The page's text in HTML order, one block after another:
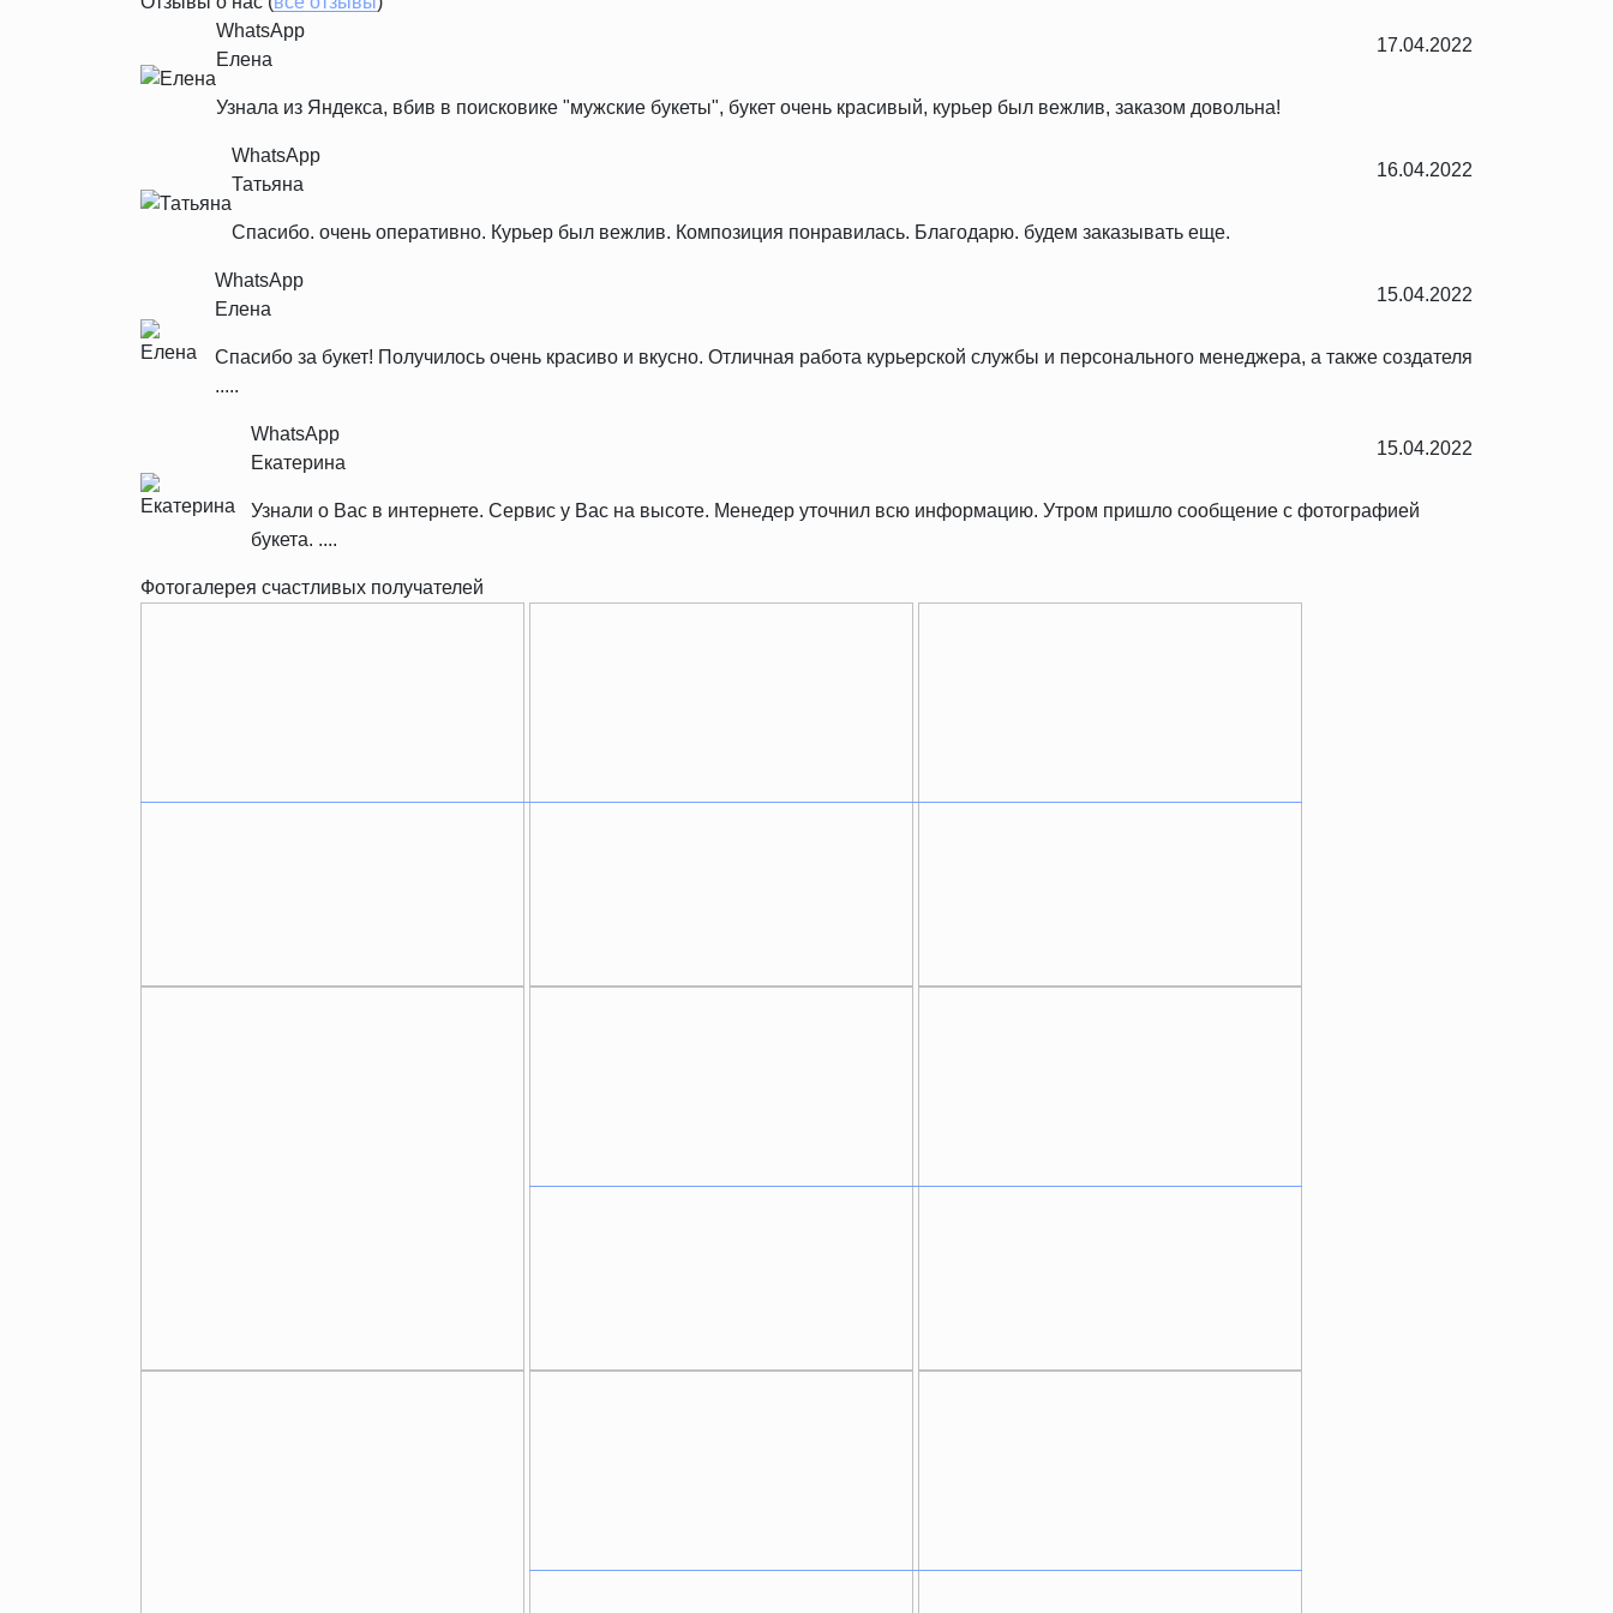
WhatsApp
Елена
17.04.2022
Узнала из Яндекса, вбив в поисковике "мужские букеты", букет очень красивый, курьер был вежлив, заказом довольна!
WhatsApp
Татьяна
16.04.2022
Спасибо. очень оперативно. Курьер был вежлив. Композиция понравилась. Благодарю. будем заказывать еще.
WhatsApp
Елена
15.04.2022
Спасибо за букет! Получилось очень красиво и вкусно. Отличная работа курьерской службы и персонального менеджера, а также создателя
.....
WhatsApp
Екатерина
15.04.2022
Узнали о Вас в интернете. Сервис у Вас на высоте. Менедер уточнил всю информацию. Утром пришло сообщение с фотографией
букета. ....
Фотогалерея счастливых получателей